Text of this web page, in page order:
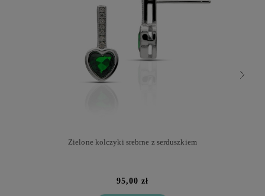
Zielone kolczyki srebrne z serduszkiem
95,00 zł